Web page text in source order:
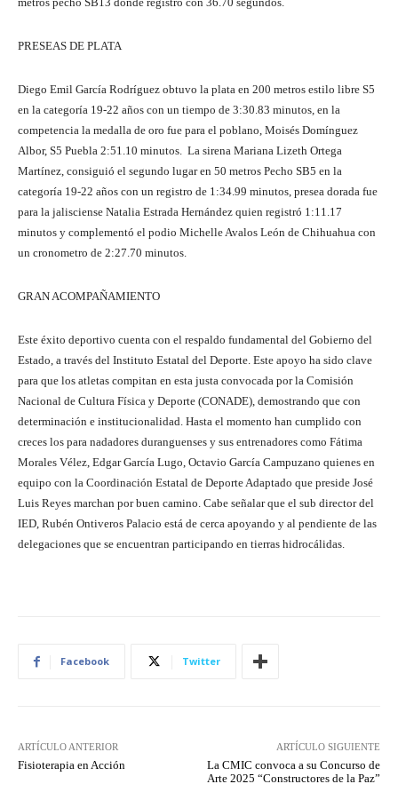
PRESEAS DE PLATA
Diego Emil García Rodríguez obtuvo la plata en 200 metros estilo libre S5
en la categoría 19-22 años con un tiempo de 3:30.83 minutos, en la
competencia la medalla de oro fue para el poblano, Moisés Domínguez
Albor, S5 Puebla 2:51.10 minutos. La sirena Mariana Lizeth Ortega
Martínez, consiguió el segundo lugar en 50 metros Pecho SB5 en la
categoría 19-22 años con un registro de 1:34.99 minutos, presea dorada fue
para la jalisciense Natalia Estrada Hernández quien registró 1:11.17
minutos y complementó el podio Michelle Avalos León de Chihuahua con
un cronometro de 2:27.70 minutos.
GRAN ACOMPAÑAMIENTO
Este éxito deportivo cuenta con el respaldo fundamental del Gobierno del
Estado, a través del Instituto Estatal del Deporte. Este apoyo ha sido clave
para que los atletas compitan en esta justa convocada por la Comisión
Nacional de Cultura Física y Deporte (CONADE), demostrando que con
determinación e institucionalidad. Hasta el momento han cumplido con
creces los para nadadores duranguenses y sus entrenadores como Fátima
Morales Vélez, Edgar García Lugo, Octavio García Campuzano quienes en
equipo con la Coordinación Estatal de Deporte Adaptado que preside José
Luis Reyes marchan por buen camino. Cabe señalar que el sub director del
IED, Rubén Ontiveros Palacio está de cerca apoyando y al pendiente de las
delegaciones que se encuentran participando en tierras hidrocálidas.
Facebook Twitter
ARTÍCULO ANTERIOR
Fisioterapia en Acción
ARTÍCULO SIGUIENTE
La CMIC convoca a su Concurso de
Arte 2025 “Constructores de la Paz”